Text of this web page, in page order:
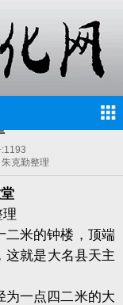
1193
克勤整理
二米的钟楼，顶端
这就是大名县天主
为一点四二米的大